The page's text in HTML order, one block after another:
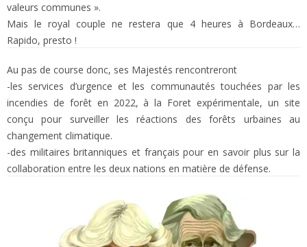
valeurs communes ».
Mais le royal couple ne restera que 4 heures à Bordeaux…
Rapido, presto !
Au pas de course donc, ses Majestés rencontreront
-les services d’urgence et les communautés touchées par les
incendies de forêt en 2022, à la Foret expérimentale, un site
conçu pour surveiller les réactions des forêts urbaines au
changement climatique.
-des militaires britanniques et français pour en savoir plus sur la
collaboration entre les deux nations en matière de défense.